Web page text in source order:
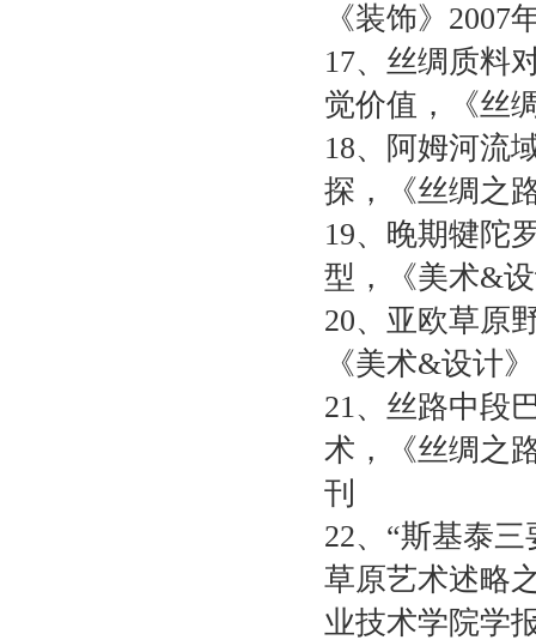
《装饰》 2007
17、丝绸质料
觉价值，《丝
18、阿姆河流
探，《丝绸之
19、晚期犍陀
型，《美术&
20、亚欧草原
《美术&设计》
21、丝路中段
术，《丝绸之
刊
22、“斯基泰
草原艺术述略
业技术学院学